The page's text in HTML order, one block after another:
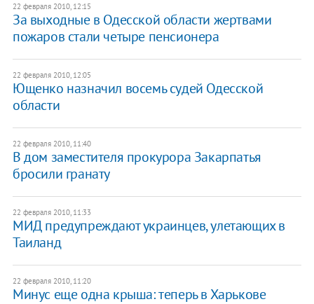
22 февраля 2010, 12:15
За выходные в Одесской области жертвами
пожаров стали четыре пенсионера
22 февраля 2010, 12:05
Ющенко назначил восемь судей Одесской
области
22 февраля 2010, 11:40
В дом заместителя прокурора Закарпатья
бросили гранату
22 февраля 2010, 11:33
МИД предупреждают украинцев, улетающих в
Таиланд
22 февраля 2010, 11:20
Минус еще одна крыша: теперь в Харькове